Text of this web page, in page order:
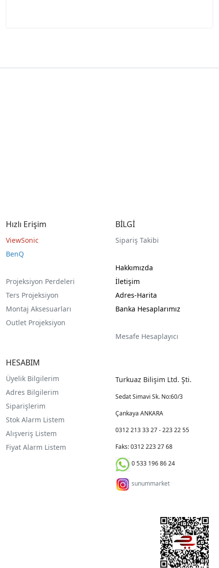
Hızlı Erişim
ViewSonic
BenQ
Projeksiyon Perdeleri
Ters Projeksiyon
Montaj Aksesuarları
Outlet Projeksiyon
BİLGİ
Sipariş Takibi
Hakkımızda
İletişim
Adres-Harita
Banka Hesaplarımız
Mesafe Hesaplayıcı
HESABIM
Üyelik Bilgilerim
Adres Bilgilerim
Siparişlerim
Stok Alarm Listem
Alışveriş Listem
Fiyat Alarm Listem
Turkuaz Bilişim Ltd. Şti.
Sedat Simavi Sk. No:60/3
Çankaya ANKARA
0312 213 33 27 - 223 22 55
Faks: 0312 223 27 68
0 533 196 86 24
sunummarket